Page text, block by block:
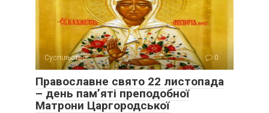
Суспільство 0
Православне свято 22 листопада
– день пам’яті преподобної
Матрони Царгородської